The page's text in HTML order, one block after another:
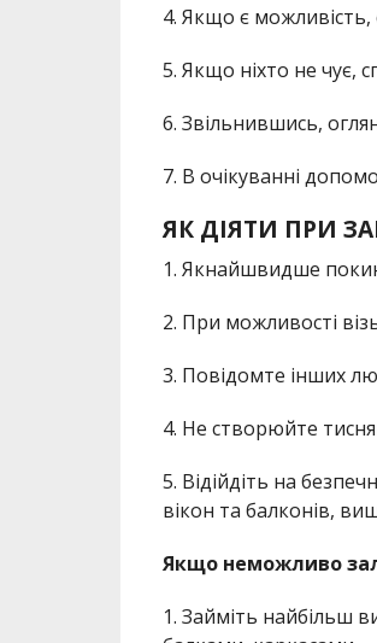
4. Якщо є можливість,
5. Якщо ніхто не чує,
6. Звільнившись,
7. В очікуванні
ЯК ДІЯТИ ПРИ
1. Якнайшвидше
2. При можливості
3. Повідомте інших
4. Не створюйте
5. Відійдіть на
вікон та балконів,
Якщо неможливо
1. Займіть найбільш